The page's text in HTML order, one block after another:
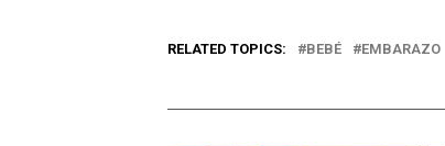
RELATED TOPICS: BEBÉ EMBARAZO